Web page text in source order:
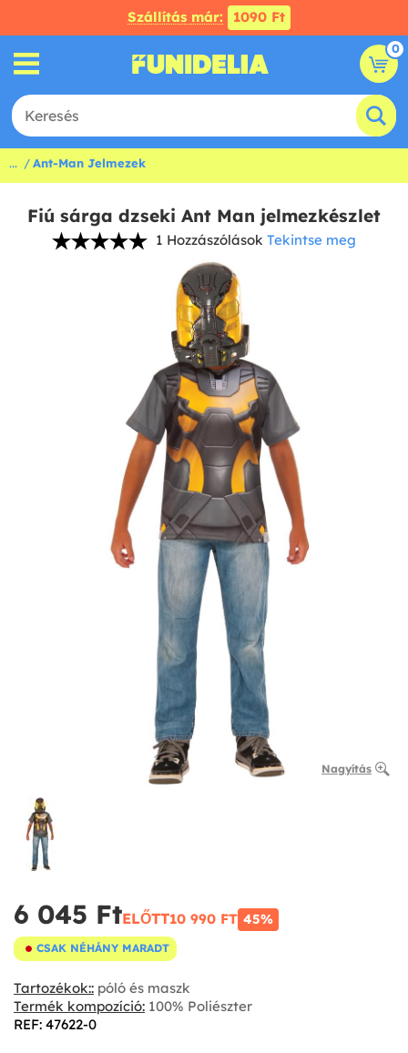
Szállítás már: 1090 Ft
0
... Ant-Man Jelmezek
Fiú sárga dzseki Ant Man jelmezkészlet
1 Hozzászólások Tekintse meg
Nagyítás
6 045 Ft‎ELŐTT10 990 FT‎ 45%
CSAK NÉHÁNY MARADT
Tartozékok:: póló és maszk
Termék kompozíció: 100% Poliészter
REF: 47622-0